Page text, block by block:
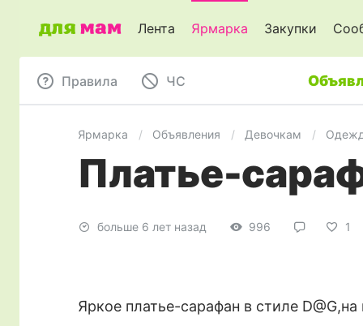
Лента Ярмарка Закупки
Правила ЧC
Ярмарка Объявления Девочкам
Платье-
больше 6 лет назад 996 1
Яркое платье-сарафан в стиле